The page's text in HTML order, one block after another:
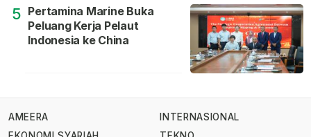
5 Pertamina Marine Buka
Peluang Kerja Pelaut
Indonesia ke China
AMEERA
INTERNASIONAL